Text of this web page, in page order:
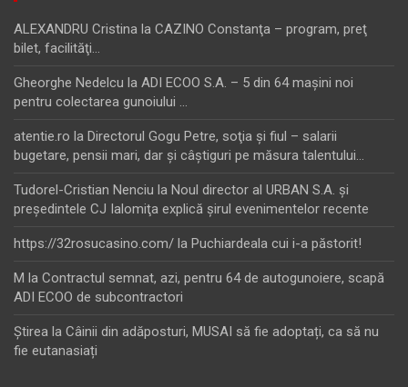
ALEXANDRU Cristina la CAZINO Constanţa – program, preţ
bilet, facilităţi…
Gheorghe Nedelcu la ADI ECOO S.A. – 5 din 64 maşini noi
pentru colectarea gunoiului …
atentie.ro la Directorul Gogu Petre, soţia şi fiul – salarii
bugetare, pensii mari, dar şi câştiguri pe măsura talentului…
Tudorel-Cristian Nenciu la Noul director al URBAN S.A. şi
preşedintele CJ Ialomiţa explică şirul evenimentelor recente
https://32rosucasino.com/ la Puchiardeala cui i-a păstorit!
M la Contractul semnat, azi, pentru 64 de autogunoiere, scapă
ADI ECOO de subcontractori
Ştirea la Câinii din adăposturi, MUSAI să fie adoptați, ca să nu
fie eutanasiați